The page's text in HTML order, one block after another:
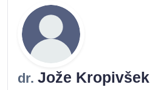
dr. Jože Kropivšek